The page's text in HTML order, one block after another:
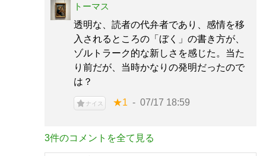
トーマス
透明な、読者の代弁者であり、感情を移
入されるところの「ぼく」の書き方が、
ゾルトラーク的な新しさを感じた。当た
り前だが、当時かなりの発明だったので
は？
ナイス ★1 07/17 18:59
3件のコメントを全て見る